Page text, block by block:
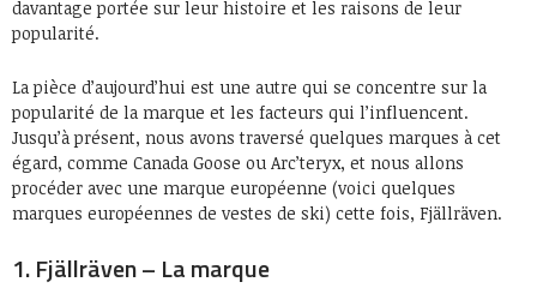
davantage portée sur leur histoire et les raisons de leur
popularité.
La pièce d’aujourd’hui est une autre qui se concentre sur la
popularité de la marque et les facteurs qui l’influencent.
Jusqu’à présent, nous avons traversé quelques marques à cet
égard, comme Canada Goose ou Arc’teryx, et nous allons
procéder avec une marque européenne (voici quelques
marques européennes de vestes de ski) cette fois, Fjällräven.
1. Fjällräven – La marque